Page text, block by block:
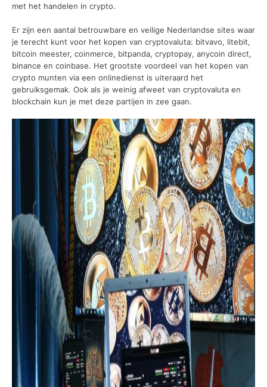
met het handelen in crypto.
Er zijn een aantal betrouwbare en veilige Nederlandse sites waar
je terecht kunt voor het kopen van cryptovaluta: bitvavo, litebit,
bitcoin meester, coinmerce, bitpanda, cryptopay, anycoin direct,
binance en coinbase. Het grootste voordeel van het kopen van
crypto munten via een onlinedienst is uiteraard het
gebruiksgemak. Ook als je weinig afweet van cryptovaluta en
blockchain kun je met deze partijen in zee gaan.